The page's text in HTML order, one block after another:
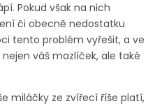
Pokud však na nich
či obecně nedostatku
tento problém vyřešit, a ve
váš mazlíček, ale také
miláčky ze zvířecí říše platí,